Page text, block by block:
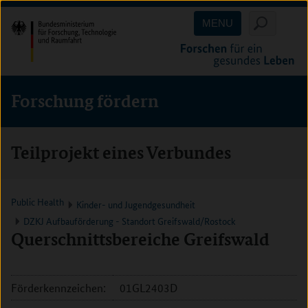
Direkt
zum
Inhalt
(Eingabetaste)
Direkt
zum
Hauptmenu
(Eingabetaste)
Direkt
zur
Suche
(Eingabetaste)
MENU
Forschung fördern
Teilprojekt eines Verbundes
Public Health
Kinder- und Jugendgesundheit
DZKJ Aufbauförderung - Standort Greifswald/Rostock
Querschnittsbereiche Greifswald
Förderkennzeichen:
01GL2403D